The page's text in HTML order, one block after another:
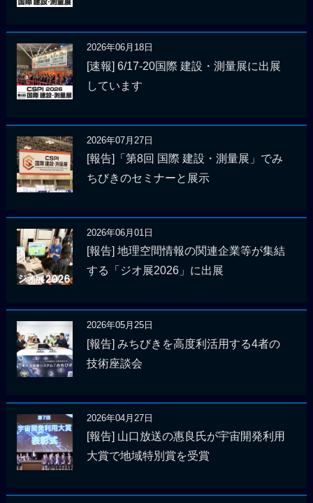
2026年06月18日
[速報] 6/17-20国際 建設・測量展に出展
しています
2026年07月27日
[報告]「第8回 国際 建設・測量展」でみ
ちびきのセミナーと展示
2026年06月01日
[報告] 地理空間情報の関連企業等が集結
する「ジオ展2026」に出展
2026年05月25日
[報告] みちびきを高度利活用する4者の
技術座談会
2026年04月27日
[報告] 山口放送の惠良氏が宇宙開発利用
大賞で地域特別賞を受賞